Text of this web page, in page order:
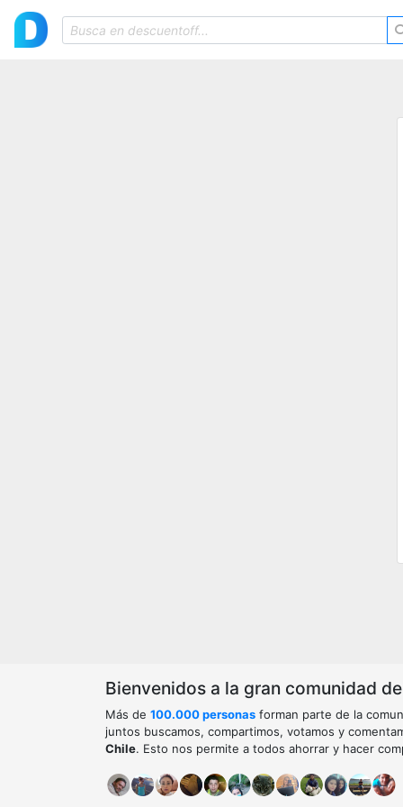
Bienvenidos a la gran comunidad
Más de 100.000 personas forman parte de la
juntos buscamos, compartimos, votamos y
Chile. Esto nos permite a todos ahorrar y hacer